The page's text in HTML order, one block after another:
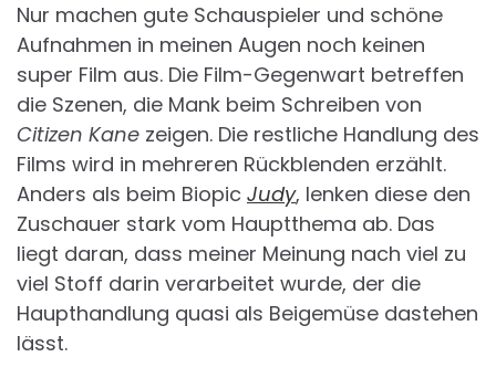
Nur machen gute Schauspieler und schöne
Aufnahmen in meinen Augen noch keinen
super Film aus. Die Film-Gegenwart betreffen
die Szenen, die Mank beim Schreiben von
Citizen Kane zeigen. Die restliche Handlung des
Films wird in mehreren Rückblenden erzählt.
Anders als beim Biopic Judy, lenken diese den
Zuschauer stark vom Hauptthema ab. Das
liegt daran, dass meiner Meinung nach viel zu
viel Stoff darin verarbeitet wurde, der die
Haupthandlung quasi als Beigemüse dastehen
lässt.